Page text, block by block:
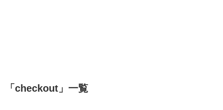
「 checkout 」 一覧